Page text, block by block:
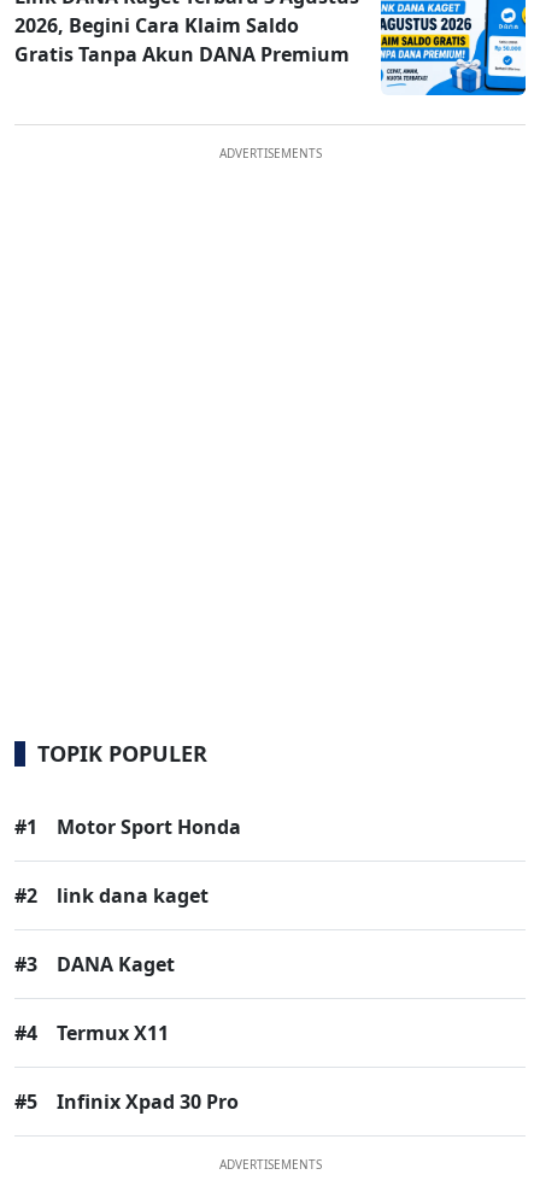
2026, Begini Cara Klaim Saldo
Gratis Tanpa Akun DANA Premium
ADVERTISEMENTS
TOPIK POPULER
#1 Motor Sport Honda
#2 link dana kaget
#3 DANA Kaget
#4 Termux X11
#5 Infinix Xpad 30 Pro
ADVERTISEMENTS